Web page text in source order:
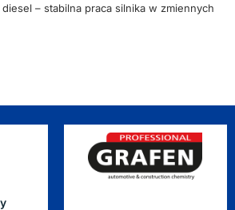
– stabilna praca silnika w zmiennych